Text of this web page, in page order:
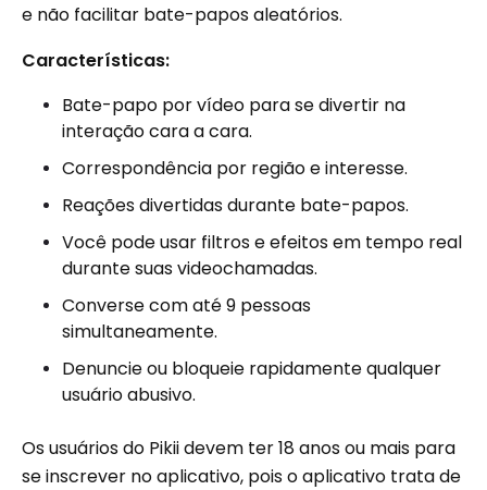
e não facilitar bate-papos aleatórios.
Características:
Bate-papo por vídeo para se divertir na
interação cara a cara.
Correspondência por região e interesse.
Reações divertidas durante bate-papos.
Você pode usar filtros e efeitos em tempo real
durante suas videochamadas.
Converse com até 9 pessoas
simultaneamente.
Denuncie ou bloqueie rapidamente qualquer
usuário abusivo.
Os usuários do Pikii devem ter 18 anos ou mais para
se inscrever no aplicativo, pois o aplicativo trata de